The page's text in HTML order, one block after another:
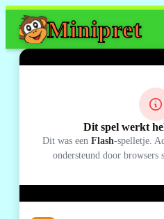
Minipret
Dit spel werkt
Dit was een Flash-spelletje.
ondersteund door browsers